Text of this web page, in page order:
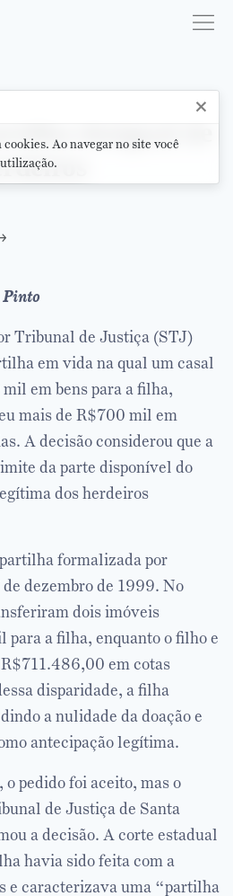
desigual de
Tribunal de Justiça (STJ)
em vida na qual um casal
em bens para a filha,
mais de R$700 mil em
A decisão considerou que a
da parte disponível do
dos herdeiros
formalizada por
dezembro de 1999. No
dois imóveis
para a filha, enquanto o filho e
em cotas
disparidade, a filha
a nulidade da doação e
antecipação legítima.
pedido foi aceito, mas o
de Justiça de Santa
a decisão. A corte estadual
havia sido feita com a
e caracterizava uma “partilha
×
Ao navegar no site você